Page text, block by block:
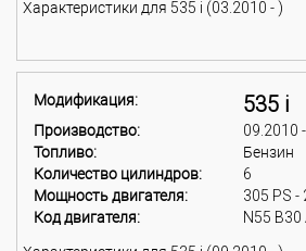
Характеристики для 535 i (03.2010 - )
Модификация: 535 i
Производство:
09.2010 -
Топливо:
Бензин
Количество цилиндров:
6
Мощность двигателя:
305 PS -
Код двигателя:
N55 B30